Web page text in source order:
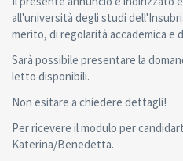
all'università degli studi
merito, di regolarità accademica e
Sarà possibile presentare la
letto disponibili.
Non esitare a chiedere dettagli!
Per ricevere il modulo per
Katerina/Benedetta.